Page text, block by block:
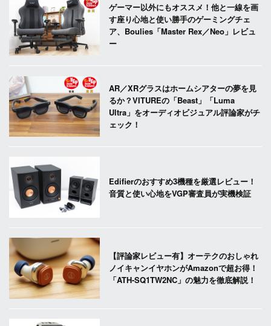
ゲーマー以外にもオススメ！他と一線を画
す座り心地と使い勝手のゲーミングチェ
ア、Boulies「Master Rex／Neo」レビュ
ー
AR／XRグラスはホームシアターの夢を見
るか？VITUREの「Beast」「Luma
Ultra」をオーディオビジュアル評論家がチ
ェック！
Edifierのおすすめ3機種を厳選レビュー！
音質と使い心地をVGP審査員が実機検証
【評論家レビュー有】オーテクのおしゃれ
ノイキャンイヤホンがAmazonで超お得！
「ATH-SQ1TW2NC」の魅力を徹底解説！